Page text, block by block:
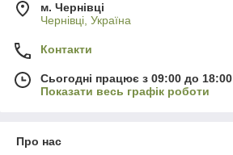
м. Чернівці
Чернівці, Україна
Контакти
Сьогодні працює з 09:00 до 18:00
Показати весь графік роботи
Про нас